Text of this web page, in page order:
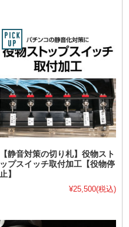
【静音対策の切り札】役物スト
ップスイッチ取付加工【役物停
止】
¥25,500(税込)